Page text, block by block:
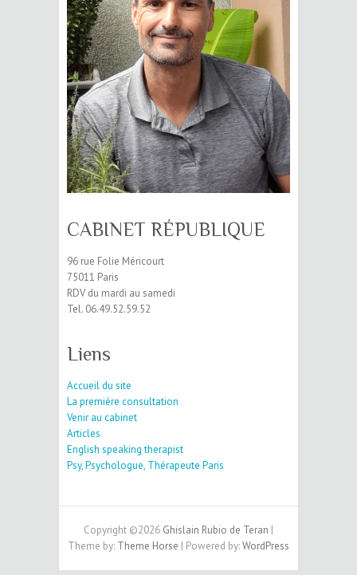
CABINET RÉPUBLIQUE
96 rue Folie Méricourt
75011 Paris
RDV du mardi au samedi
Tel. 06.49.52.59.52
Liens
Accueil du site
La première consultation
Venir au cabinet
Articles
English speaking therapist
Psy, Psychologue, Thérapeute Paris
Copyright ©2026 Ghislain Rubio de Teran |
Theme by: Theme Horse | Powered by:WordPress